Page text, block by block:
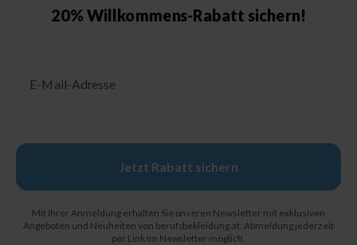
Größentabelle Schuhe
Pflegehinweise
© 2026, Berufsbekleidung.de
20% Willkommens-Rabatt sichern!
Jetzt Rabatt sichern
Mit Ihrer Anmeldung erhalten Sie unseren Newsletter mit exklusiven
Angeboten und Neuheiten von berufsbekleidung.at. Abmeldung jederzeit
per Link im Newsletter möglich.